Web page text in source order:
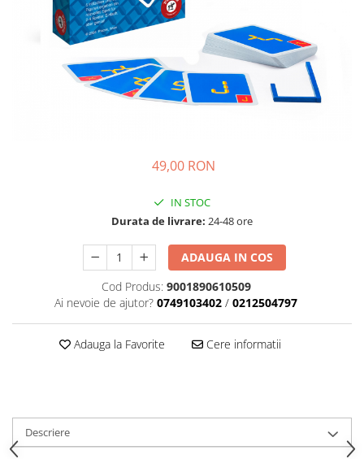
49,00 RON
IN STOC
Durata de livrare: 24-48 ore
ADAUGA IN COS
Cod Produs: 9001890610509
Ai nevoie de ajutor? 0749103402 / 0212504797
Adauga la Favorite Cere informatii
Descriere